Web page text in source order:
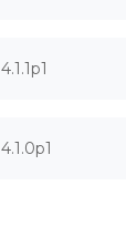
4.1.1p1
4.1.0p1